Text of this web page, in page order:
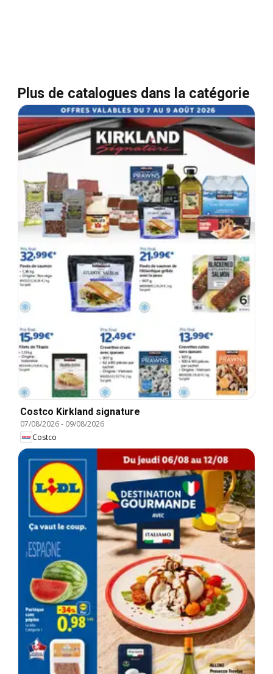
Plus de catalogues dans la catégorie
Costco Kirkland signature
07/08/2026- 09/08/2026
Costco